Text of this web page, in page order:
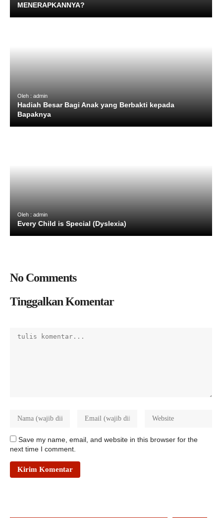
MENERAPKANNYA?
Oleh : admin
Hadiah Besar Bagi Anak yang Berbakti kepada
Bapaknya
Oleh : admin
Every Child is Special (Dyslexia)
No Comments
Tinggalkan Komentar
Save my name, email, and website in this browser for the
next time I comment.